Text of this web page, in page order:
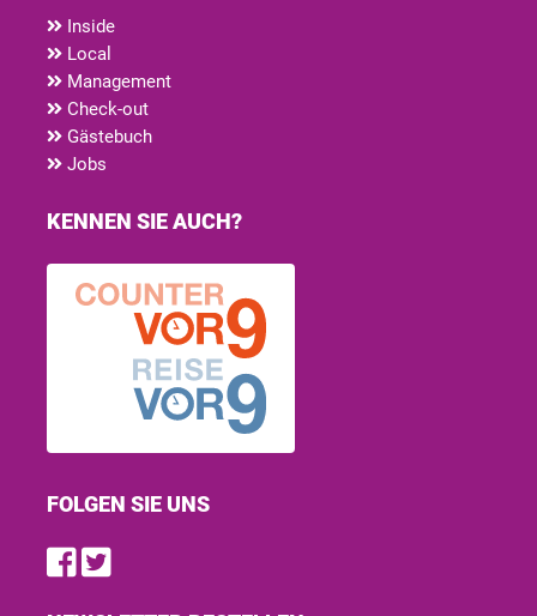
Inside
Local
Management
Check-out
Gästebuch
Jobs
KENNEN SIE AUCH?
FOLGEN SIE UNS
Find us on Facebook
Follow us on Twitter